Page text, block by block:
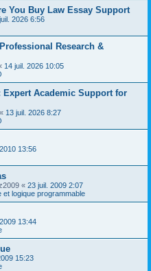
You Buy Law Essay Support
2026 6:56
Research &
14 juil. 2026 10:05
Expert Academic Support for
« 13 juil. 2026 8:27
13:56
« 23 juil. 2009 2:07
et logique programmable
13:44
15:23